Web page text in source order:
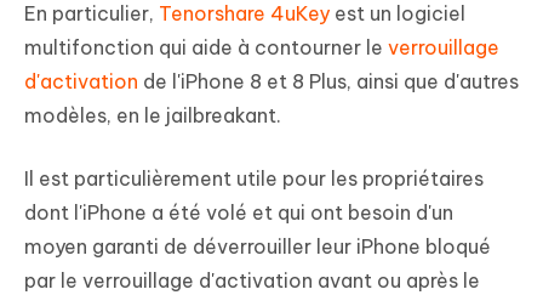
En particulier, Tenorshare 4uKey est un logiciel
multifonction qui aide à contourner le verrouillage
d'activation de l'iPhone 8 et 8 Plus, ainsi que d'autres
modèles, en le jailbreakant.
Il est particulièrement utile pour les propriétaires
dont l'iPhone a été volé et qui ont besoin d'un
moyen garanti de déverrouiller leur iPhone bloqué
par le verrouillage d'activation avant ou après le